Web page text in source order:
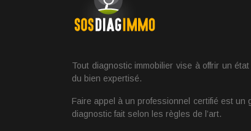
Tout diagnostic immobilier vise à offrir un état
du bien expertisé.
Faire appel à un professionnel certifié est un
diagnostic fait selon les règles de l’art.